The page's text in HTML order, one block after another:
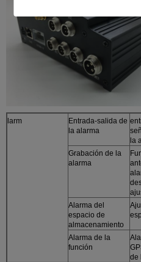
larm
Entrada-salida de
la alarma
la
Grabación de la
alarma
Alarma del
espacio de
almacenamiento
Alarma de la
función
de